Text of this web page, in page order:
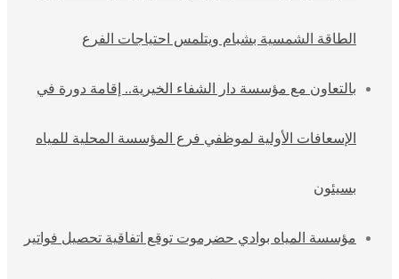
الطاقة الشمسية بشبام ويتلمس احتياجات الفرع
بالتعاون مع مؤسسة دار الشفاء الخيرية.. إقامة دورة في
الإسعافات الأولية لموظفي فرع المؤسسة المحلية للمياه
بسيئون
مؤسسة المياه بوادي حضرموت توقع اتفاقية تحصيل فواتير